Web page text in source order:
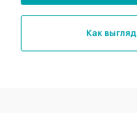
как